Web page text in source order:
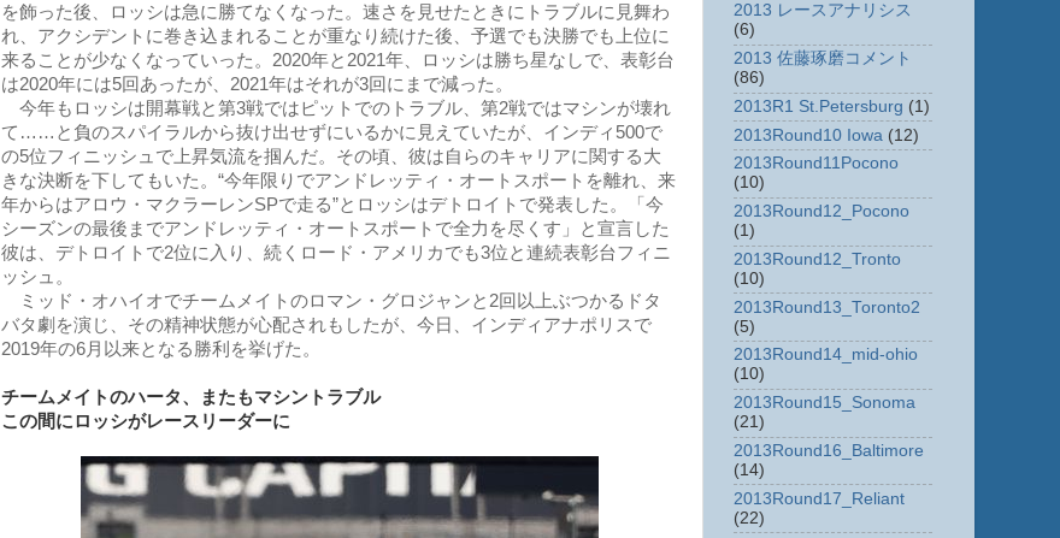
を飾った後、ロッシは急に勝てなくなった。速さを見せたときにトラブルに見舞わ
れ、アクシデントに巻き込まれることが重なり続けた後、予選でも決勝でも上位に
来ることが少なくなっていった。2020年と2021年、ロッシは勝ち星なしで、表彰台
は2020年には5回あったが、2021年はそれが3回にまで減った。
今年もロッシは開幕戦と第3戦ではピットでのトラブル、第2戦ではマシンが壊れ
て……と負のスパイラルから抜け出せずにいるかに見えていたが、インディ500で
の5位フィニッシュで上昇気流を掴んだ。その頃、彼は自らのキャリアに関する大
きな決断を下してもいた。“今年限りでアンドレッティ・オートスポートを離れ、来
年からはアロウ・マクラーレンSPで走る”とロッシはデトロイトで発表した。「今
シーズンの最後までアンドレッティ・オートスポートで全力を尽くす」と宣言した
彼は、デトロイトで2位に入り、続くロード・アメリカでも3位と連続表彰台フィニ
ッシュ。
ミッド・オハイオでチームメイトのロマン・グロジャンと2回以上ぶつかるドタ
バタ劇を演じ、その精神状態が心配されもしたが、今日、インディアナポリスで
2019年の6月以来となる勝利を挙げた。
チームメイトのハータ、またもマシントラブル
この間にロッシがレースリーダーに
2013 レースアナリシス
(6)
2013 佐藤琢磨コメント
(86)
2013R1 St.Petersburg (1)
2013Round10 Iowa (12)
2013Round11Pocono
(10)
2013Round12_Pocono
(1)
2013Round12_Tronto
(10)
2013Round13_Toronto2
(5)
2013Round14_mid-ohio
(10)
2013Round15_Sonoma
(21)
2013Round16_Baltimore
(14)
2013Round17_Reliant
(22)